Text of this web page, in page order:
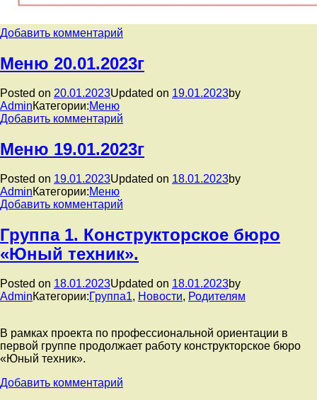
Добавить комментарий
Памятка.
Праздник
господня.
Меню 20.01.2023г
Posted on 20.01.2023Updated on 19.01.2023by
AdminКатегории:Меню
Добавить комментарий
Меню
20.01.2023г
Меню 19.01.2023г
Posted on 19.01.2023Updated on 18.01.2023by
AdminКатегории:Меню
Добавить комментарий
Меню
19.01.2023г
Группа 1. Конструкторское бюро
«Юный техник».
Posted on 18.01.2023Updated on 18.01.2023by
AdminКатегории:Группа1, Новости, Родителям
В рамках проекта по профессиональной ориентации в
первой группе продолжает работу конструкторское бюро
«Юный техник».
Добавить комментарий